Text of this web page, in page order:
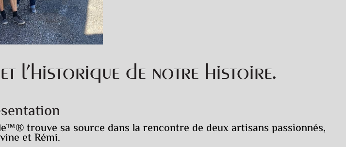
l’historique de notre histoire.
trouve sa source dans la rencontre de deux artisans passionnés,
et Rémi.